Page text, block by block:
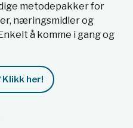
metodepakker for
næringsmidler og
å komme i gang og
her!